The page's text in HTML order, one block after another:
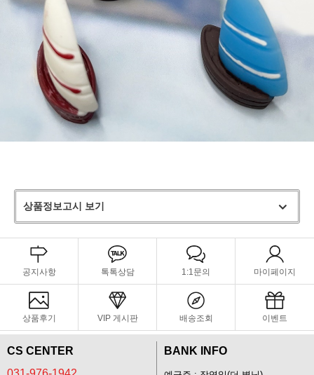
상품정보고시 보기
공지사항 톡톡상담 1:1문의 마이페이지
상품후기 VIP 게시판 배송조회 이벤트
CS CENTER
BANK INFO